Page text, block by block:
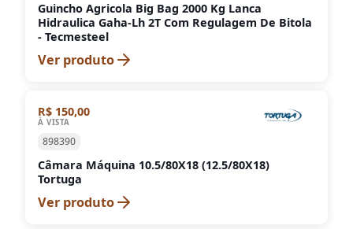
Guincho Agricola Big Bag 2000 Kg Lanca
Hidraulica Gaha-Lh 2T Com Regulagem De Bitola
- Tecmesteel
Ver produto
R$ 150,00
À VISTA
898390
Câmara Máquina 10.5/80X18 (12.5/80X18)
Tortuga
Ver produto